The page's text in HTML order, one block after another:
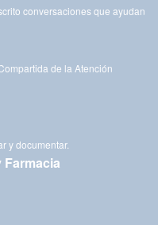
conversaciones que ayudan
de la Atención
y documentar.